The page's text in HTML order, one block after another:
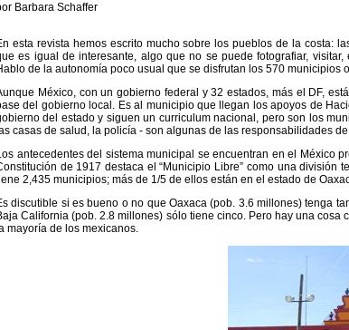
Barbara Schaffer
esta revista hemos escrito mucho sobre los pueblos de la costa:
es igual de interesante, algo que no se puede fotografiar,
de la autonomía poco usual que se disfrutan los 570 municipios
México, con un gobierno federal y 32 estados, más el DF,
del gobierno local. Es al municipio que llegan los apoyos de
del estado y siguen un curriculum nacional, pero son los
casas de salud, la policía - son algunas de las responsabilidades
antecedentes del sistema municipal se encuentran en el México
de 1917 destaca el “Municipio Libre” como una división
2,435 municipios; más de 1/5 de ellos están en el estado de
discutible si es bueno o no que Oaxaca (pob. 3.6 millones) tenga
California (pob. 2.8 millones) sólo tiene cinco. Pero hay una
mayoría de los mexicanos.